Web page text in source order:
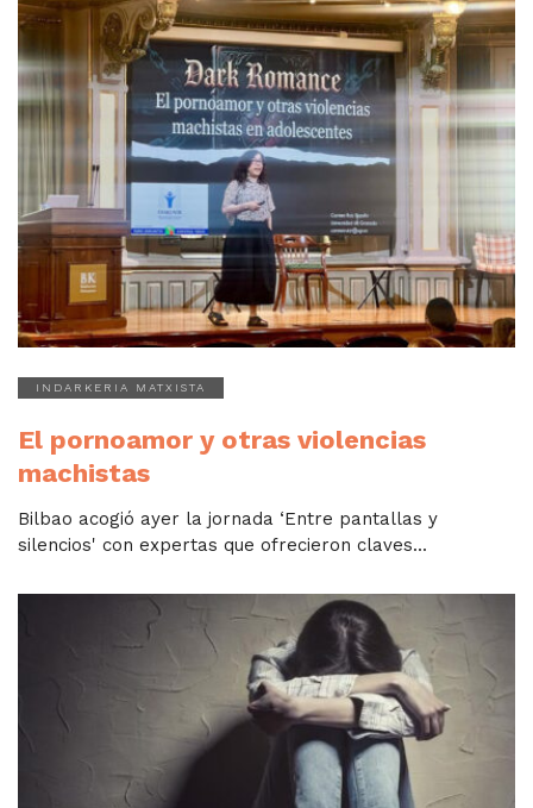
INDARKERIA MATXISTA
El pornoamor y otras violencias
machistas
Bilbao acogió ayer la jornada ‘Entre pantallas y
silencios' con expertas que ofrecieron claves...